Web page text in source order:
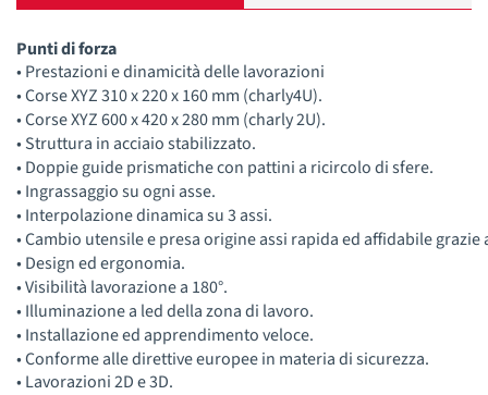
Punti di forza
• Prestazioni e dinamicità delle lavorazioni
• Corse XYZ 310 x 220 x 160 mm (charly4U).
• Corse XYZ 600 x 420 x 280 mm (charly 2U).
• Struttura in acciaio stabilizzato.
• Doppie guide prismatiche con pattini a ricircolo di sfere.
• Ingrassaggio su ogni asse.
• Interpolazione dinamica su 3 assi.
• Cambio utensile e presa origine assi rapida ed affidabile
• Design ed ergonomia.
• Visibilità lavorazione a 180°.
• Illuminazione a led della zona di lavoro.
• Installazione ed apprendimento veloce.
• Conforme alle direttive europee in materia di sicurezza.
• Lavorazioni 2D e 3D.